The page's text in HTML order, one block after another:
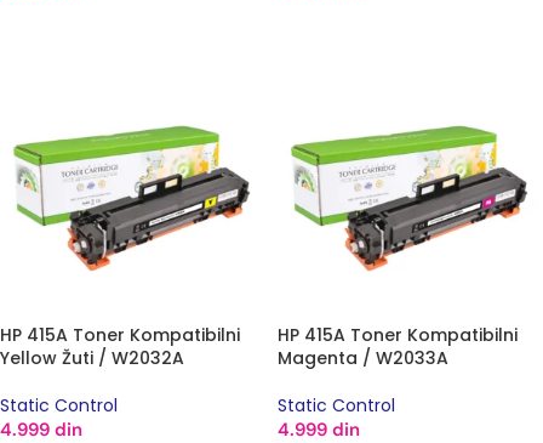
HP 415A Toner Kompatibilni
Yellow Žuti / W2032A
Static Control
4.999 din
HP 415A Toner Kompatibilni
Magenta / W2033A
Static Control
4.999 din